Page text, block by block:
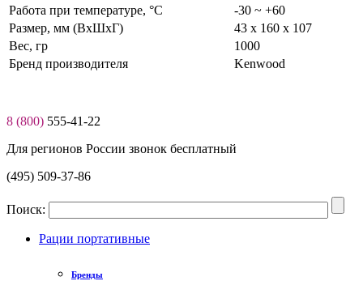
Работа при температуре, °C
-30 ~ +60
Размер, мм (ВхШхГ)
43 х 160 х 107
Вес, гр
1000
Бренд производителя
Kenwood
8 (800) 555-41-22
Для регионов России звонок бесплатный
(495) 509-37-86
Поиск:
Рации портативные
Бренды